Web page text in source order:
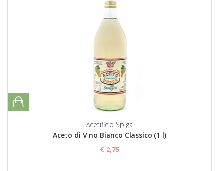
Acetificio Spiga
Aceto di Vino Bianco Classico (1 l)
€ 2,75